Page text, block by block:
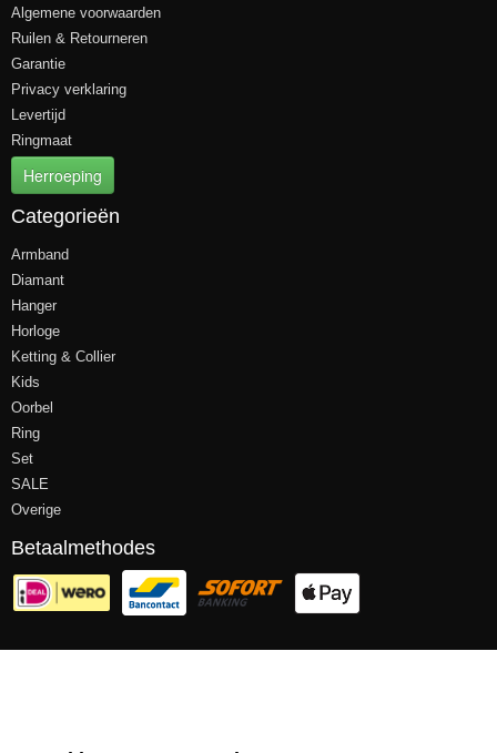
Algemene voorwaarden
Ruilen & Retourneren
Garantie
Privacy verklaring
Levertijd
Ringmaat
Herroeping
Categorieën
Armband
Diamant
Hanger
Horloge
Ketting & Collier
Kids
Oorbel
Ring
Set
SALE
Overige
Betaalmethodes